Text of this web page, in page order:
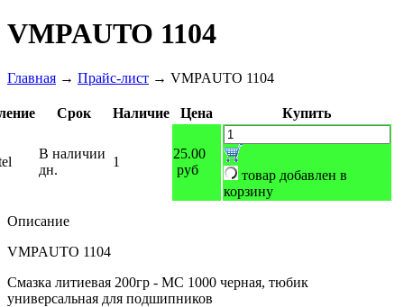
VMPAUTO 1104
Главная → Прайс-лист → VMPAUTO 1104
Срок Наличие Цена Купить
В наличии
дн.
1
25.00
руб
товар добавлен в
корзину
Описание
VMPAUTO 1104
Смазка литиевая 200гр - МС 1000 черная, тюбик
универсальная для подшипников